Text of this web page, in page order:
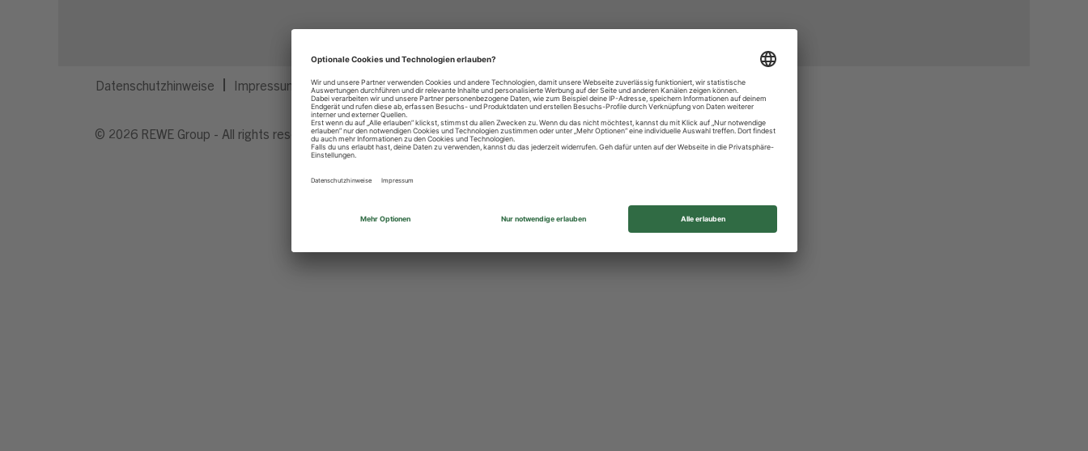
Datenschutzhinweise Impressum Privatsphäre-Einstellungen
© 2026 REWE Group - All rights reserved